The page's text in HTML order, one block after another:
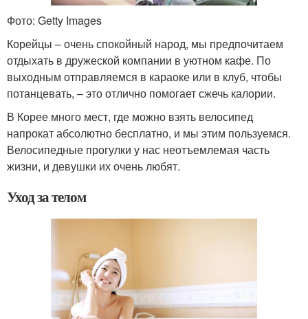
Фото: Getty Images
Корейцы – очень спокойный народ, мы предпочитаем
отдыхать в дружеской компании в уютном кафе. По
выходным отправляемся в караоке или в клуб, чтобы
потанцевать, – это отлично помогает сжечь калории.
В Корее много мест, где можно взять велосипед
напрокат абсолютно бесплатно, и мы этим пользуемся.
Велосипедные прогулки у нас неотъемлемая часть
жизни, и девушки их очень любят.
Уход за телом